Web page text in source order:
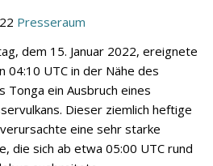
Presseraum
dem 15. Januar 2022, ereignete
04:10 UTC in der Nähe des
Tonga ein Ausbruch eines
Dieser ziemlich heftige
eine sehr starke
die sich ab etwa 05:00 UTC rund